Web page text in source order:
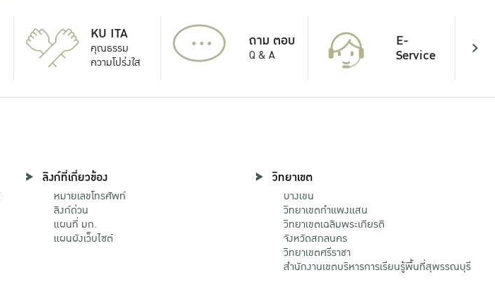
KU ITA
คุณธรรม
ความโปร่งใส
... ถาม ตอบ
Q & A
E-
Service
ลิงก์ที่เกี่ยวข้อง
หมายเลขโทรศัพท์
ลิงก์ด่วน
แผนที่ มก.
แผนผังเว็บไซต์
วิทยาเขต
บางเขน
วิทยาเขตกําแพงแสน
วิทยาเขตเฉลิมพระเกียรติ
จังหวัดสกลนคร
วิทยาเขตศรีราชา
สำนักงานเขตบริหารการเรียนรู้พื้นที่สุพรรณบุรี